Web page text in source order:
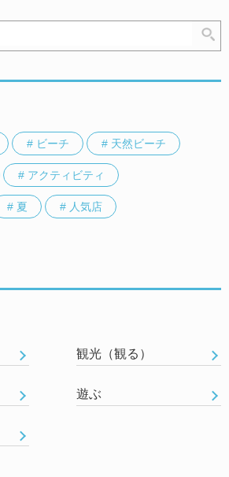
# ビーチ # 天然ビーチ
# アクティビティ
# 夏 # 人気店
観光（観る）
遊ぶ